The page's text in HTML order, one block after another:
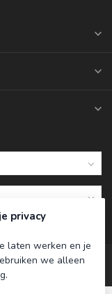
privacy
laten werken en je
we alleen